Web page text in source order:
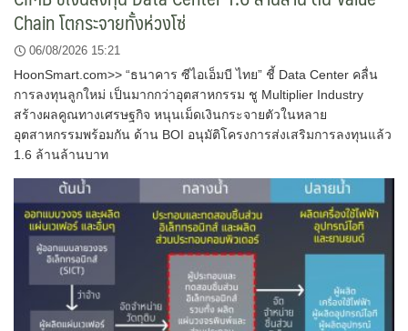
Chain โตกระจายทั้งห่วงโซ่
06/08/2026 15:21
HoonSmart.com>> “ธนาคาร ซีไอเอ็มบี ไทย” ชี้ Data Center คลื่น
การลงทุนลูกใหม่ เป็นมากกว่าอุตสาหกรรม ชู Multiplier Industry
สร้างผลคูณทางเศรษฐกิจ หนุนเม็ดเงินกระจายตัวในหลาย
อุตสาหกรรมพร้อมกัน ด้าน BOI อนุมัติโครงการส่งเสริมการลงทุนแล้ว
1.6 ล้านล้านบาท